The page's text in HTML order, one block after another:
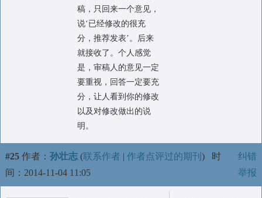
稿，只回来一个意见，
说‘已经修改的很充
分，推荐发表’。后来
就接收了。个人感觉
是，审稿人的意见一定
要重视，回答一定要充
分，让人看到你的修改
以及对修改做出的说
明。
#25 作者： 孙壮志 (联系作者 | 作者点评过的期刊 ) 时
间：2014-11-04 11:05
纠错
举报